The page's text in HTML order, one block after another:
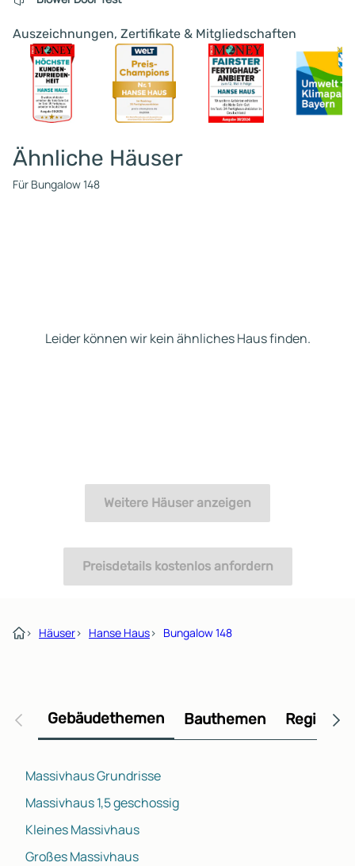
Auszeichnungen, Zertifikate & Mitgliedschaften
Ähnliche Häuser
Für Bungalow 148
Leider können wir kein ähnliches Haus finden.
Weitere Häuser anzeigen
Preisdetails kostenlos anfordern
› Häuser› Hanse Haus› Bungalow 148
Gebäudethemen Bauthemen
Massivhaus Grundrisse
Massivhaus 1,5 geschossig
Kleines Massivhaus
Großes Massivhaus